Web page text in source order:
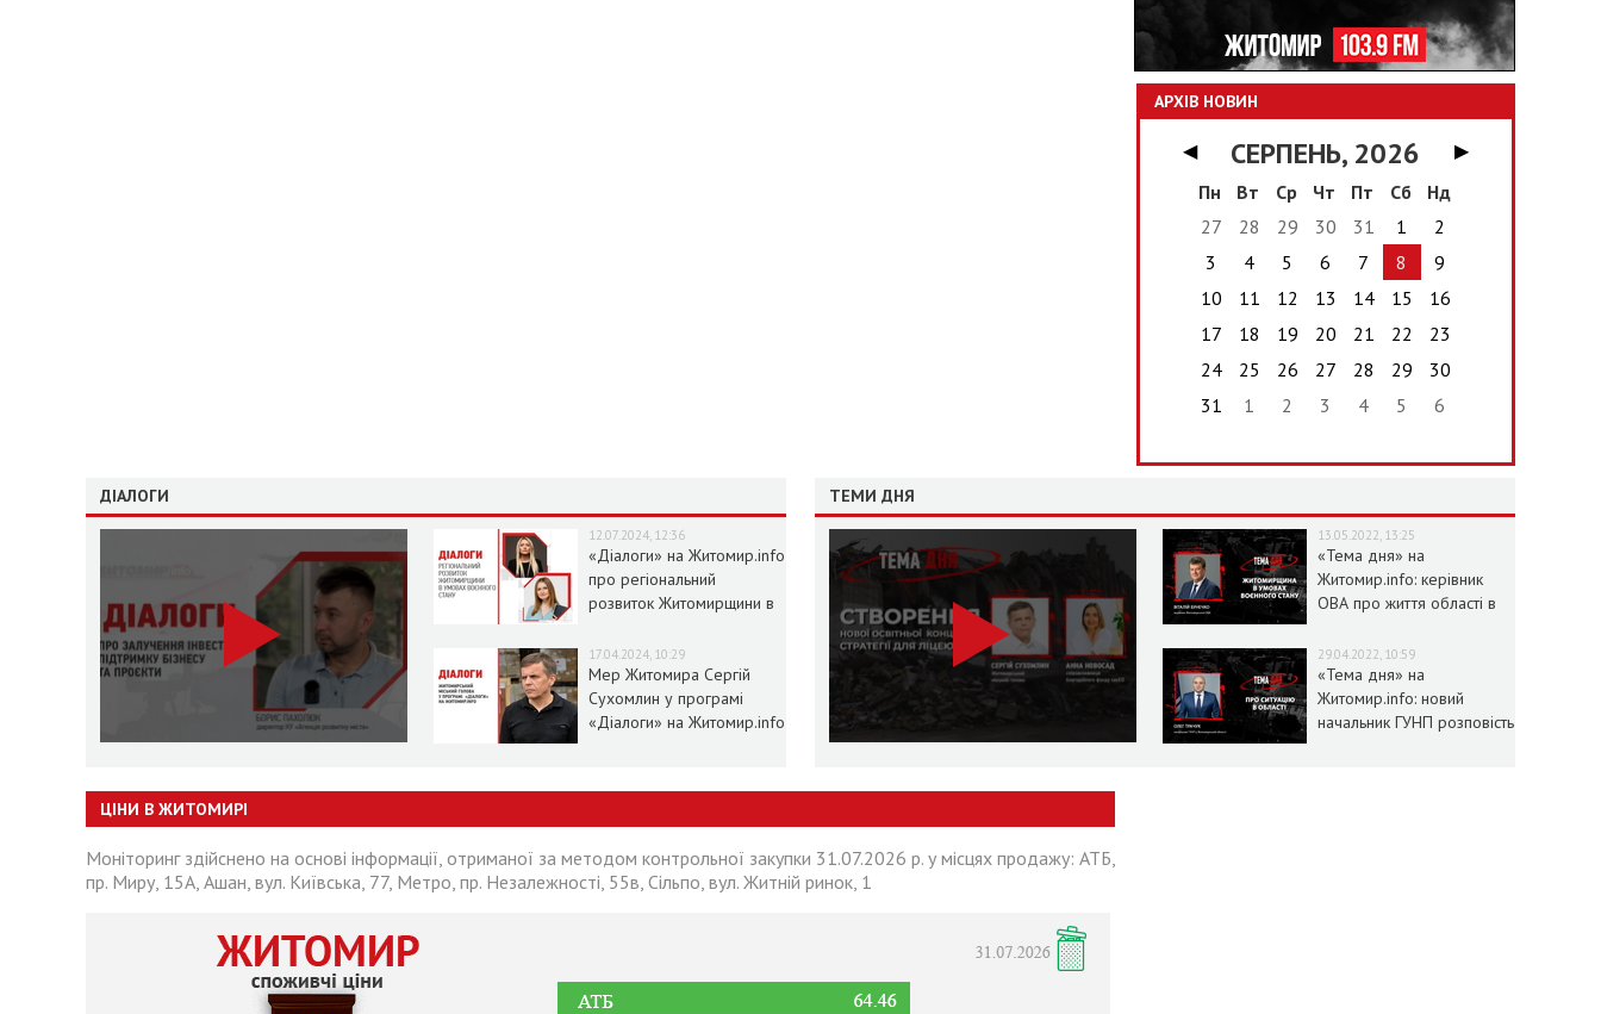
АРХІВ НОВИН
◀ СЕРПЕНЬ, 2026
▶
Пн
Вт Ср Чт Пт Сб
Нд
27
28 29 30 31 1
2
3
4 5 6 7 8
9
10
11 12 13 14 15
16
17
18 19 20 21 22
23
24
25 26 27 28 29
30
31
1 2 3 4 5 6
ДІАЛОГИ
12.07.2024, 12:36
«Діалоги» на Житомир.info
про регіональний
розвиток Житомирщини в
17.04.2024, 10:29
Мер Житомира Сергій
Сухомлин у програмі
«Діалоги» на Житомир.info
ТЕМИ ДНЯ
13.05.2022, 13:25
«Тема дня» на
Житомир.info: керівник
ОВА про життя області в
29.04.2022, 10:59
«Тема дня» на
Житомир.info: новий
начальник ГУНП розповість
ЦІНИ В ЖИТОМИРІ
Моніторинг здійснено на основі інформації, отриманої за методом контрольної закупки 31.07.2026 р. у місцях продажу: АТБ,
пр. Миру, 15А, Ашан, вул. Київська, 77, Метро, пр. Незалежності, 55в, Сільпо, вул. Житній ринок, 1